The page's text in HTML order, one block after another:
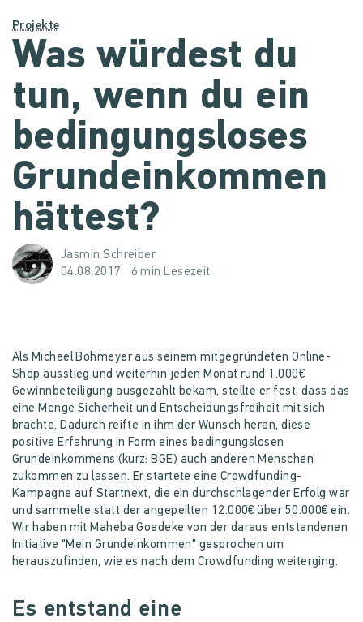
Projekte
Was würdest du
tun, wenn du ein
bedingungsloses
Grundeinkommen
hättest?
Jasmin Schreiber
04.08.2017
6 min Lesezeit
Als Michael Bohmeyer aus seinem mitgegründeten Online-
Shop ausstieg und weiterhin jeden Monat rund 1.000€
Gewinnbeteiligung ausgezahlt bekam, stellte er fest, dass das
eine Menge Sicherheit und Entscheidungsfreiheit mit sich
brachte. Dadurch reifte in ihm der Wunsch heran, diese
positive Erfahrung in Form eines bedingungslosen
Grundeinkommens (kurz: BGE) auch anderen Menschen
zukommen zu lassen. Er startete eine Crowdfunding-
Kampagne auf Startnext, die ein durchschlagender Erfolg war
und sammelte statt der angepeilten 12.000€ über 50.000€ ein.
Wir haben mit Maheba Goedeke von der daraus entstandenen
Initiative "Mein Grundeinkommen" gesprochen um
herauszufinden, wie es nach dem Crowdfunding weiterging.
Es entstand eine